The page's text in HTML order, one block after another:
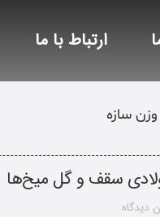
ارتباط با ما
سازه
سقف و گل میخ‌ها
دیدگاه